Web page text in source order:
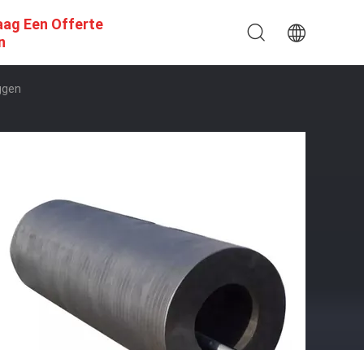
Een Offerte